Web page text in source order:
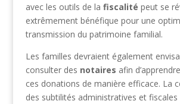
avec les outils de la fiscalité peut se
extrêmement bénéfique pour une
transmission du patrimoine familial.
Les familles devraient également
consulter des notaires afin
ces donations de manière efficace. La
des subtilités administratives et